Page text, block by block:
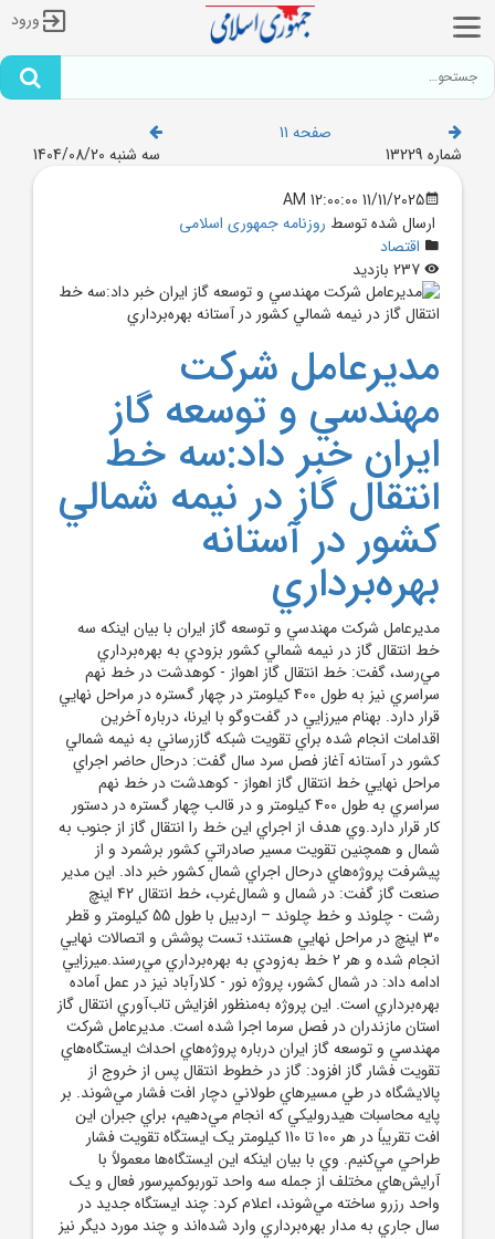
ورود
صفحه 11
شماره 13229
سه شنبه 1404/08/20
11/11/2025 12:00:00 AM
ارسال شده توسط روزنامه جمهوری اسلامی
اقتصاد
مديرعامل شرکت
مهندسي و توسعه گاز
ايران خبر داد:سه خط
انتقال گاز در نيمه شمالي
کشور در آستانه
بهره‌برداري
مديرعامل شرکت مهندسي و توسعه گاز ايران با بيان اينکه سه
خط انتقال گاز در نيمه شمالي کشور بزودي به بهره‌برداري
مي‌رسد، گفت: خط انتقال گاز اهواز - کوهدشت در خط نهم
سراسري نيز به طول 400 کيلومتر در چهار گستره در مراحل نهايي
قرار دارد. بهنام ميرزايي در گفت‌وگو با ايرنا، درباره آخرين
اقدامات انجام شده براي تقويت شبکه گازرساني به نيمه شمالي
کشور در آستانه آغاز فصل سرد سال گفت: درحال حاضر اجراي
مراحل نهايي خط انتقال گاز اهواز - کوهدشت در خط نهم
سراسري به طول 400 کيلومتر و در قالب چهار گستره در دستور
کار قرار دارد.وي هدف از اجراي اين خط را انتقال گاز از جنوب به
شمال و همچنين تقويت مسير صادراتي کشور برشمرد و از
پيشرفت پروژه‌هاي درحال اجراي شمال کشور خبر داد. اين مدير
صنعت گاز گفت: در شمال و شمال‌غرب، خط انتقال 42 اينچ
رشت - چلوند و خط چلوند – اردبيل با طول 55 کيلومتر و قطر
30 اينچ در مراحل نهايي هستند؛ تست پوشش و اتصالات نهايي
انجام شده و هر 2 خط به‌زودي به بهره‌برداري مي‌رسند.ميرزايي
ادامه داد: در شمال کشور، پروژه نور - کلارآباد نيز در عمل آماده
بهره‌برداري است. اين پروژه به‌منظور افزايش تاب‌آوري انتقال گاز
استان مازندران در فصل سرما اجرا شده است. مديرعامل شرکت
مهندسي و توسعه گاز ايران درباره پروژه‌هاي احداث ايستگاه‌هاي
تقويت فشار گاز افزود: گاز در خطوط انتقال پس از خروج از
پالايشگاه در طي مسيرهاي طولاني دچار افت فشار مي‌شوند. بر
پايه محاسبات هيدروليکي که انجام مي‌دهيم، براي جبران اين
افت تقريباً در هر 100 تا 110 کيلومتر يک ايستگاه تقويت فشار
طراحي مي‌کنيم. وي با بيان اينکه اين ايستگاه‌ها معمولاً با
آرايش‌هاي مختلف از جمله سه واحد توربوکمپرسور فعال و يک
واحد رزرو ساخته مي‌شوند، اعلام کرد: چند ايستگاه جديد در
سال جاري به مدار بهره‌برداري وارد شده‌اند و چند مورد ديگر نيز